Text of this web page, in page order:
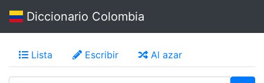
Diccionario Colombia
Lista Escribir Al azar